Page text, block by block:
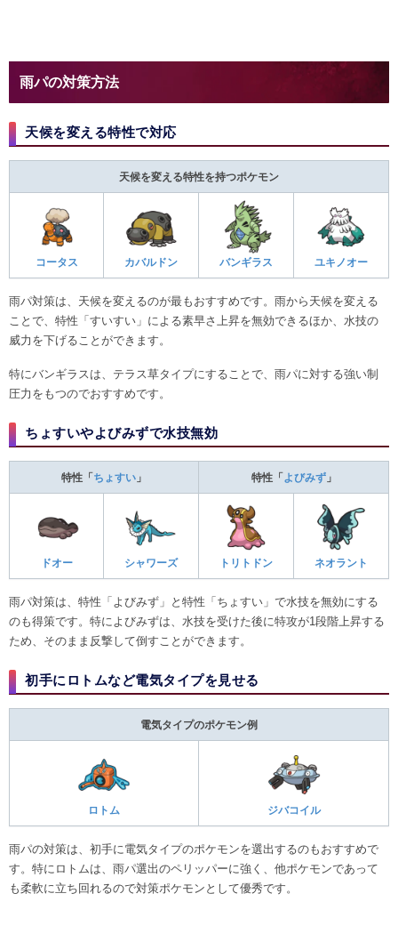
雨パの対策方法
天候を変える特性で対応
天候を変える特性を持つポケモン
コータス カバルドン バンギラス ユキノオー
雨パ対策は、天候を変えるのが最もおすすめです。雨から天候を変える
ことで、特性「すいすい」による素早さ上昇を無効できるほか、水技の
威力を下げることができます。
特にバンギラスは、テラス草タイプにすることで、雨パに対する強い制
圧力をもつのでおすすめです。
ちょすいやよびみずで水技無効
特性「 ちょすい 」 特性「 よびみず」
ドオー シャワーズ トリトドン ネオラント
雨パ対策は、特性「よびみず」と特性「ちょすい」で水技を無効にする
のも得策です。特によびみずは、水技を受けた後に特攻が1段階上昇する
ため、そのまま反撃して倒すことができます。
初手にロトムなど電気タイプを見せる
電気タイプのポケモン例
ロトム ジバコイル
雨パの対策は、初手に電気タイプのポケモンを選出するのもおすすめで
す。特にロトムは、雨パ選出のペリッパーに強く、他ポケモンであって
も柔軟に立ち回れるので対策ポケモンとして優秀です。